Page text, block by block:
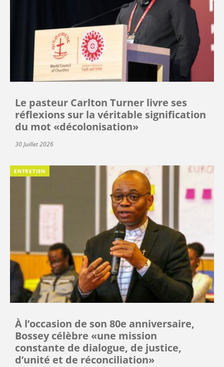
Le pasteur Carlton Turner livre ses
réflexions sur la véritable signification
du mot «décolonisation»
30 Juillet 2026
ENTRETIEN
À l’occasion de son 80e anniversaire,
Bossey célèbre «une mission
constante de dialogue, de justice,
d’unité et de réconciliation»